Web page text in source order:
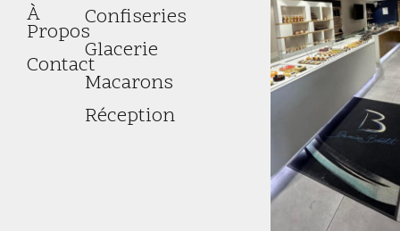
À
Propos
Contact
Confiseries
Glacerie
Macarons
Réception